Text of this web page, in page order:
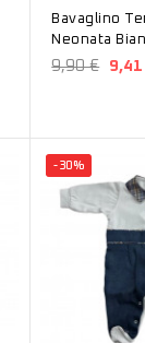
Bavaglino
Neonata
9,90 €
-30%